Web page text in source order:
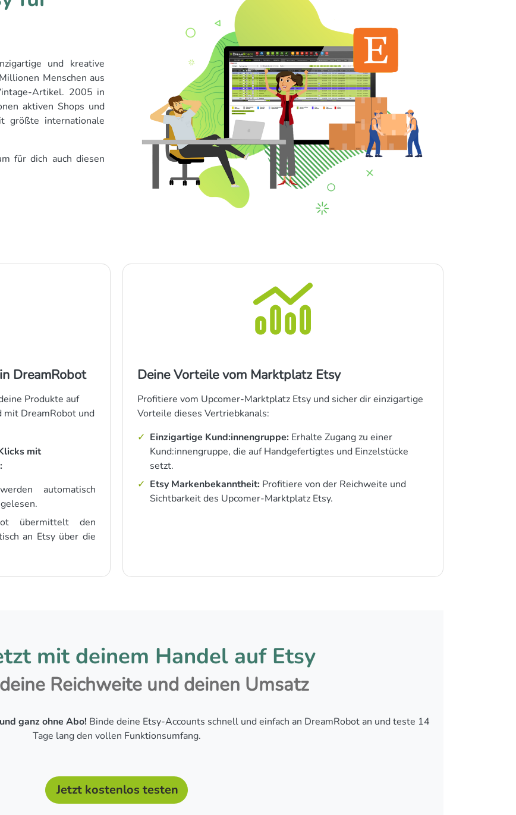
und kreative
Menschen aus
Artikel. 2005 in
aktiven Shops und
größte internationale
für dich auch diesen
DreamRobot
Produkte auf
mit DreamRobot und
mit
automatisch
übermittelt den
an Etsy über die
Deine Vorteile vom Marktplatz Etsy
Profitiere vom Upcomer-Marktplatz Etsy und sicher dir einzigartige
Vorteile dieses Vertriebkanals:
Einzigartige Kund:innengruppe: Erhalte Zugang zu einer
Kund:innengruppe, die auf Handgefertigtes und Einzelstücke
setzt.
Etsy Markenbekanntheit: Profitiere von der Reichweite und
Sichtbarkeit des Upcomer-Marktplatz Etsy.
mit deinem Handel auf Etsy
Reichweite und deinen Umsatz
ganz ohne Abo! Binde deine Etsy-Accounts schnell und einfach an DreamRobot an und teste 14
Tage lang den vollen Funktionsumfang.
Jetzt kostenlos testen